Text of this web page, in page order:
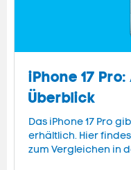
iPhone 17
Überblick
Das iPhone 17 Pro
erhältlich. Hier
zum Vergleichen in